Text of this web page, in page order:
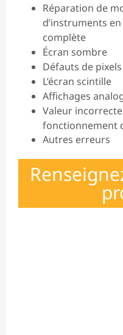
Réparation de
d’instruments
complète
Écran sombre
Défauts de pixels
L’écran scintille
Affichages
Valeur
fonctionnement
Autres erreurs